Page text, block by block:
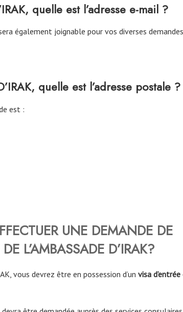
quelle est l’adresse e-mail ?
sera également joignable pour vos diverses demandes
quelle est l’adresse postale ?
est :
UNE DEMANDE DE
L’AMBASSADE D’IRAK?
vous devrez être en possession d’un visa